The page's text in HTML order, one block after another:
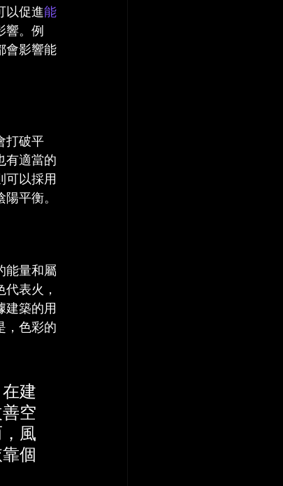
以促進能
響。例
會影響能
打破平
有適當的
可以採用
平衡。
能量和屬
表火，
建築的用
，色彩的
建
空
風
個